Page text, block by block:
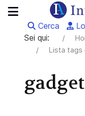
Cerca
Sei qui:
Lista tags